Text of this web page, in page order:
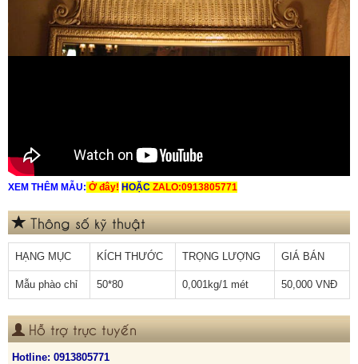
XEM THÊM MẪU: Ở đây! HOẶC ZALO:0913805771
Thông số kỹ thuật
HẠNG MỤC KÍCH THƯỚC TRỌNG LƯỢNG GIÁ BÁN
Mẫu phào chỉ 50*80 0,001kg/1 mét 50,000 VNĐ
Hỗ trợ trực tuyến
Hotline: 0913805771